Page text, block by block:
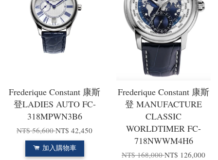
Frederique Constant 康斯
登LADIES AUTO FC-
318MPWN3B6
NT$ 56,600NT$ 42,450
加入購物車
Frederique Constant 康斯
登 MANUFACTURE
CLASSIC
WORLDTIMER FC-
718NWWM4H6
NT$ 168,000NT$ 126,000